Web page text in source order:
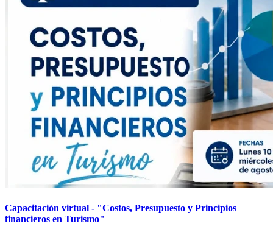
Capacitación virtual - "Costos, Presupuesto y Principios
financieros en Turismo"